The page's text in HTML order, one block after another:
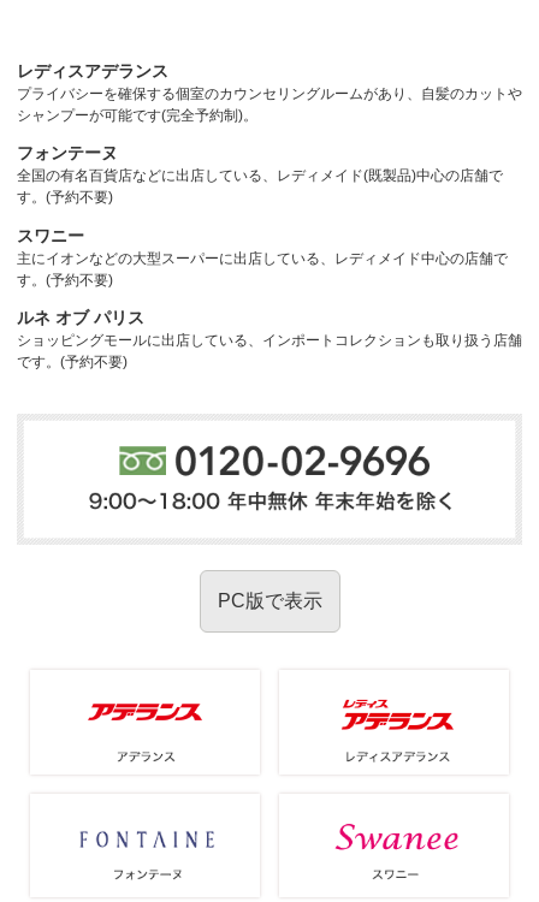
レディスアデランス
プライバシーを確保する個室のカウンセリングルームがあり、自髪のカットや
シャンプーが可能です(完全予約制)。
フォンテーヌ
全国の有名百貨店などに出店している、レディメイド(既製品)中心の店舗で
す。(予約不要)
スワニー
主にイオンなどの大型スーパーに出店している、レディメイド中心の店舗で
す。(予約不要)
ルネ オブ パリス
ショッピングモールに出店している、インポートコレクションも取り扱う店舗
です。(予約不要)
PC版で表示